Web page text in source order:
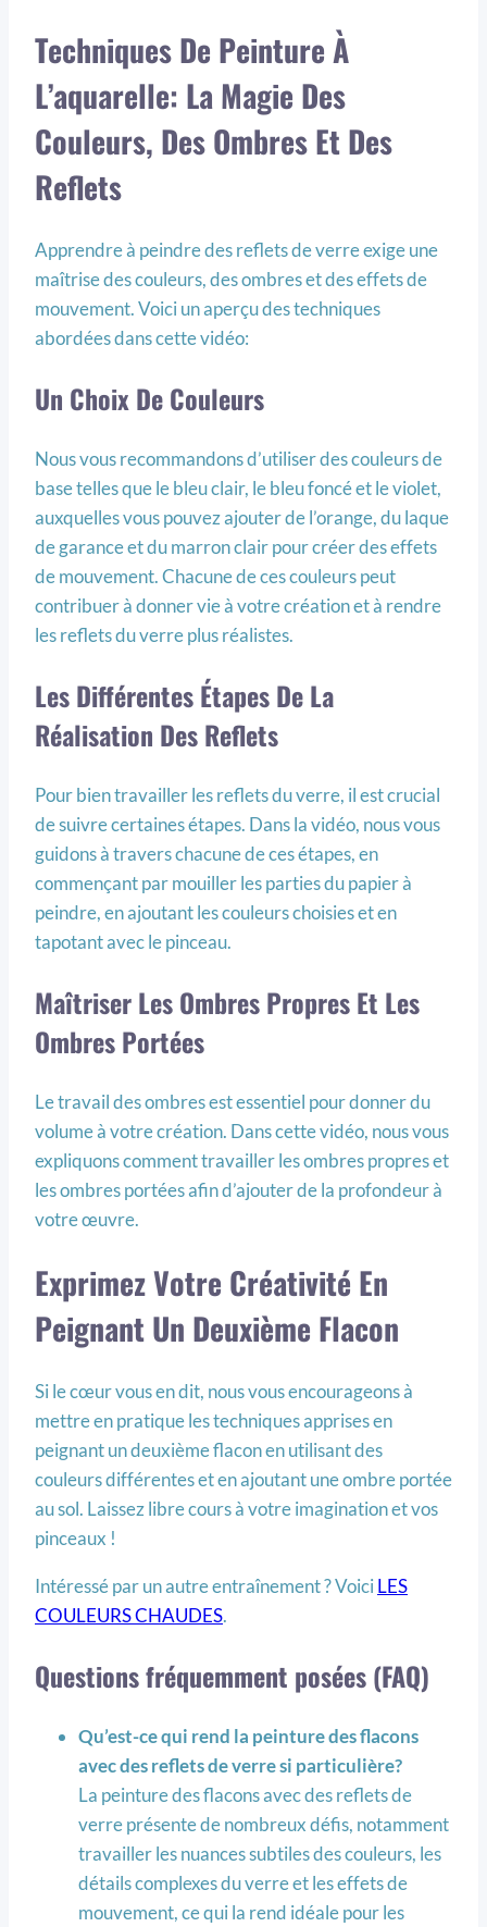
Techniques De Peinture À
L’aquarelle: La Magie Des
Couleurs, Des Ombres Et Des
Reflets
Apprendre à peindre des reflets de verre exige une
maîtrise des couleurs, des ombres et des effets de
mouvement. Voici un aperçu des techniques
abordées dans cette vidéo:
Un Choix De Couleurs
Nous vous recommandons d’utiliser des couleurs de
base telles que le bleu clair, le bleu foncé et le violet,
auxquelles vous pouvez ajouter de l’orange, du laque
de garance et du marron clair pour créer des effets
de mouvement. Chacune de ces couleurs peut
contribuer à donner vie à votre création et à rendre
les reflets du verre plus réalistes.
Les Différentes Étapes De La
Réalisation Des Reflets
Pour bien travailler les reflets du verre, il est crucial
de suivre certaines étapes. Dans la vidéo, nous vous
guidons à travers chacune de ces étapes, en
commençant par mouiller les parties du papier à
peindre, en ajoutant les couleurs choisies et en
tapotant avec le pinceau.
Maîtriser Les Ombres Propres Et Les
Ombres Portées
Le travail des ombres est essentiel pour donner du
volume à votre création. Dans cette vidéo, nous vous
expliquons comment travailler les ombres propres et
les ombres portées afin d’ajouter de la profondeur à
votre œuvre.
Exprimez Votre Créativité En
Peignant Un Deuxième Flacon
Si le cœur vous en dit, nous vous encourageons à
mettre en pratique les techniques apprises en
peignant un deuxième flacon en utilisant des
couleurs différentes et en ajoutant une ombre portée
au sol. Laissez libre cours à votre imagination et vos
pinceaux !
Intéressé par un autre entraînement ? VoiciLES
COULEURS CHAUDES.
Questions fréquemment posées (FAQ)
Qu’est-ce qui rend la peinture des flacons
avec des reflets de verre si particulière?
La peinture des flacons avec des reflets de
verre présente de nombreux défis, notamment
travailler les nuances subtiles des couleurs, les
détails complexes du verre et les effets de
mouvement, ce qui la rend idéale pour les